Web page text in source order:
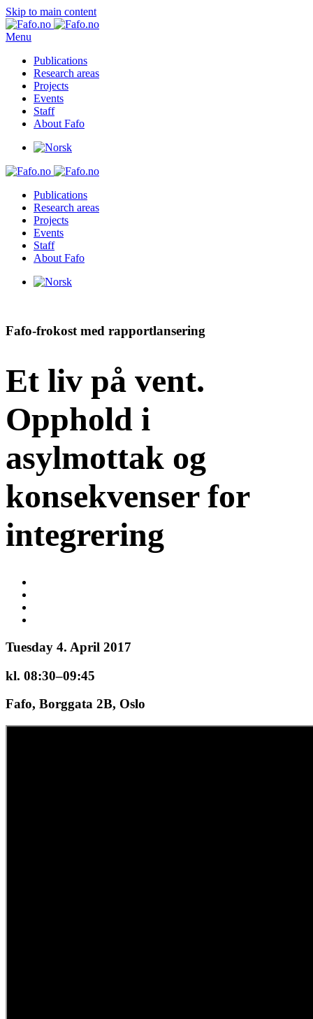
Skip to main content
Menu
Publications
Research areas
Projects
Events
Staff
About Fafo
Publications
Research areas
Projects
Events
Staff
About Fafo
Fafo-frokost med rapportlansering
Et liv på vent.
Opphold i
asylmottak og
konsekvenser for
integrering
Tuesday 4. April 2017
kl. 08:30–09:45
Fafo, Borggata 2B, Oslo